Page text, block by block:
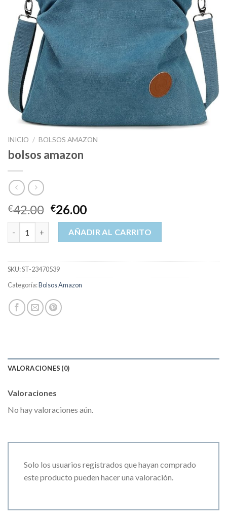
INICIO / BOLSOS AMAZON
bolsos amazon
€42.00 €26.00
bolsos amazon cantidadAÑADIR AL CARRITO
SKU:ST-23470539
Categoría:Bolsos Amazon
VALORACIONES (0)
Valoraciones
No hay valoraciones aún.
Solo los usuarios registrados que hayan comprado
este producto pueden hacer una valoración.